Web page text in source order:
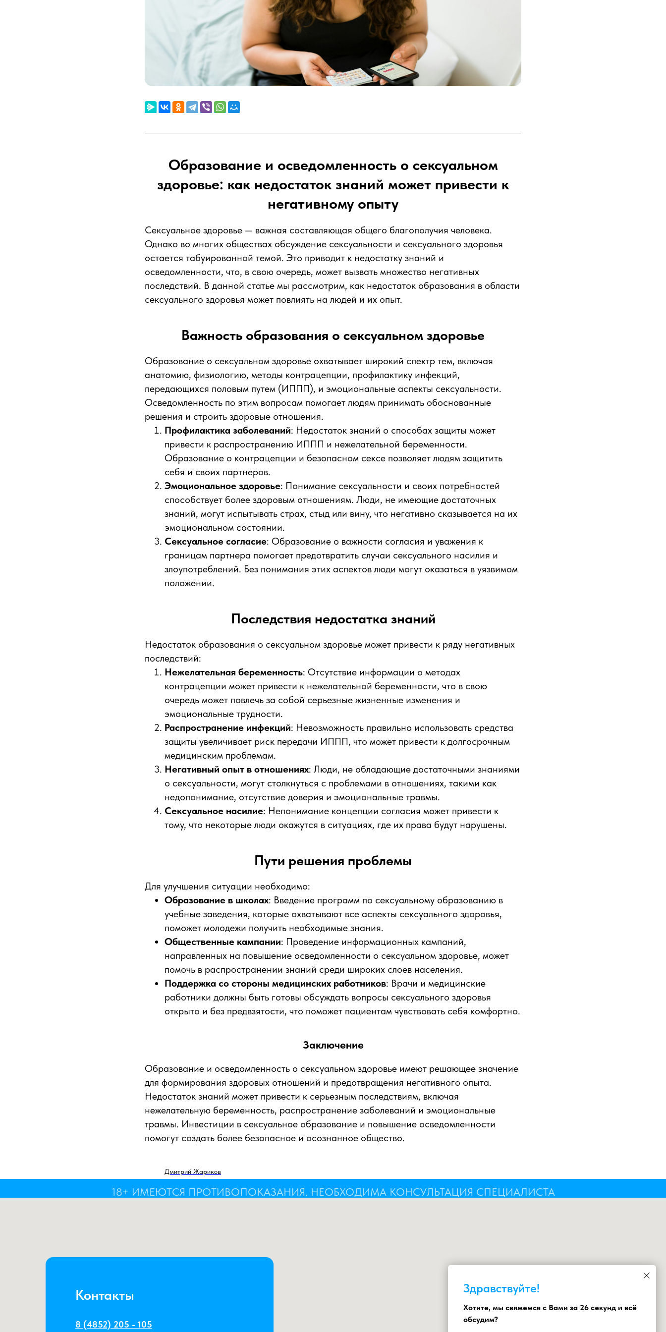
Образование и осведомленность о сексуальном
здоровье: как недостаток знаний может привести к
негативному опыту
Сексуальное здоровье — важная составляющая общего благополучия человека.
Однако во многих обществах обсуждение сексуальности и сексуального здоровья
остается табуированной темой. Это приводит к недостатку знаний и
осведомленности, что, в свою очередь, может вызвать множество негативных
последствий. В данной статье мы рассмотрим, как недостаток образования в области
сексуального здоровья может повлиять на людей и их опыт.
Важность образования о сексуальном здоровье
Образование о сексуальном здоровье охватывает широкий спектр тем, включая
анатомию, физиологию, методы контрацепции, профилактику инфекций,
передающихся половым путем (ИППП), и эмоциональные аспекты сексуальности.
Осведомленность по этим вопросам помогает людям принимать обоснованные
решения и строить здоровые отношения.
Профилактика заболеваний: Недостаток знаний о способах защиты может
привести к распространению ИППП и нежелательной беременности.
Образование о контрацепции и безопасном сексе позволяет людям защитить
себя и своих партнеров.
Эмоциональное здоровье: Понимание сексуальности и своих потребностей
способствует более здоровым отношениям. Люди, не имеющие достаточных
знаний, могут испытывать страх, стыд или вину, что негативно сказывается на их
эмоциональном состоянии.
Сексуальное согласие: Образование о важности согласия и уважения к
границам партнера помогает предотвратить случаи сексуального насилия и
злоупотреблений. Без понимания этих аспектов люди могут оказаться в уязвимом
положении.
Последствия недостатка знаний
Недостаток образования о сексуальном здоровье может привести к ряду негативных
последствий:
Нежелательная беременность: Отсутствие информации о методах
контрацепции может привести к нежелательной беременности, что в свою
очередь может повлечь за собой серьезные жизненные изменения и
эмоциональные трудности.
Распространение инфекций: Невозможность правильно использовать средства
защиты увеличивает риск передачи ИППП, что может привести к долгосрочным
медицинским проблемам.
Негативный опыт в отношениях: Люди, не обладающие достаточными знаниями
о сексуальности, могут столкнуться с проблемами в отношениях, такими как
недопонимание, отсутствие доверия и эмоциональные травмы.
Сексуальное насилие: Непонимание концепции согласия может привести к
тому, что некоторые люди окажутся в ситуациях, где их права будут нарушены.
Пути решения проблемы
Для улучшения ситуации необходимо:
Образование в школах: Введение программ по сексуальному образованию в
учебные заведения, которые охватывают все аспекты сексуального здоровья,
поможет молодежи получить необходимые знания.
Общественные кампании: Проведение информационных кампаний,
направленных на повышение осведомленности о сексуальном здоровье, может
помочь в распространении знаний среди широких слоев населения.
Поддержка со стороны медицинских работников: Врачи и медицинские
работники должны быть готовы обсуждать вопросы сексуального здоровья
открыто и без предвзятости, что поможет пациентам чувствовать себя комфортно.
Заключение
Образование и осведомленность о сексуальном здоровье имеют решающее значение
для формирования здоровых отношений и предотвращения негативного опыта.
Недостаток знаний может привести к серьезным последствиям, включая
нежелательную беременность, распространение заболеваний и эмоциональные
травмы. Инвестиции в сексуальное образование и повышение осведомленности
помогут создать более безопасное и осознанное общество.
Дмитрий Жариков
Здравствуйте!
Хотите, мы свяжемся с Вами за 26 секунд и всё
обсудим?
18+ ИМЕЮТСЯ ПРОТИВОПОКАЗАНИЯ. НЕОБХОДИМА КОНСУЛЬТАЦИЯ СПЕЦИАЛИСТА
Контакты
8 (4852) 205 - 105